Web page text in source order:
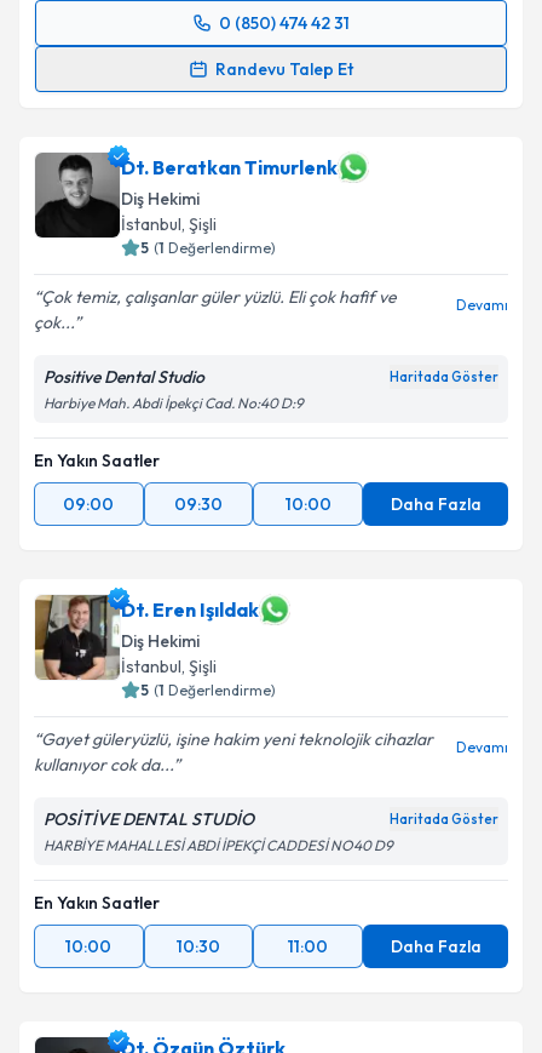
0 (850) 474 42 31
Randevu Talep Et
Randevu Takvimi Talebi
takvim hazırlandığında e-posta ile bilgilendireceğiz.
E-posta Adresiniz
kapsamda işlenmesini kabul ediyorum.
Dt. Beratkan Timurlenk
Diş Hekimi
İstanbul, Şişli
5 (1 Değerlendirme)
Çok temiz, çalışanlar güler yüzlü. Eli çok hafif ve
çok...
Devamı
Positive Dental Studio Haritada Göster
Harbiye Mah. Abdi İpekçi Cad. No:40 D:9
En Yakın Saatler
09:00
09:30 10:00 Daha Fazla
Dt. Eren Işıldak
Diş Hekimi
İstanbul, Şişli
5 (1 Değerlendirme)
Gayet güleryüzlü, işine hakim yeni teknolojik cihazlar
kullanıyor cok da...
Devamı
POSİTİVE DENTAL STUDİO Haritada Göster
HARBİYE MAHALLESİ ABDİ İPEKÇİ CADDESİ NO40 D9
En Yakın Saatler
10:00
10:30 11:00 Daha Fazla
Dt. Özgün Öztürk